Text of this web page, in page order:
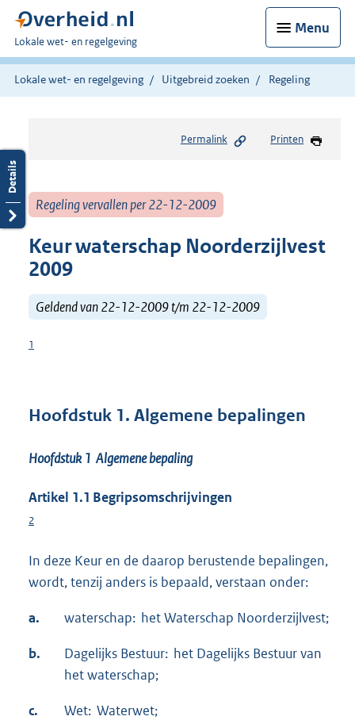
Menu
U
bent
hier:
Lokale wet- en regelgeving
Lokale wet- en regelgeving Uitgebreid zoeken Regeling
Permalink Printen
Regeling vervallen per 22-12-2009
Keur waterschap Noorderzijlvest
2009
Geldend van 22-12-2009 t/m 22-12-2009
1
Hoofdstuk 1. Algemene bepalingen
Hoofdstuk 1 Algemene bepaling
Artikel 1.1 Begripsomschrijvingen
2
In deze Keur en de daarop berustende bepalingen,
wordt, tenzij anders is bepaald, verstaan onder:
a. waterschap: het Waterschap Noorderzijlvest;
b.
Dagelijks Bestuur: het Dagelijks Bestuur van
het waterschap;
c. Wet: Waterwet;